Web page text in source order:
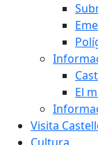
El
Visita